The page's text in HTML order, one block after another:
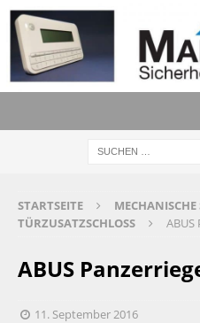
STARTSEITE
TÜRZUSATZSCHLOSS
ABUS
ABUS
11. September 2016